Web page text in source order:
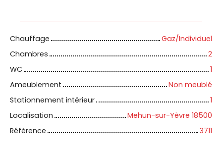
Chauffage
Gaz/Individuel
Chambres
2
WC
1
Ameublement
Non meublé
Stationnement intérieur
1
Localisation
Mehun-sur-Yèvre 18500
Référence
3711